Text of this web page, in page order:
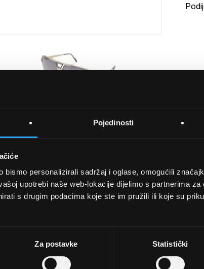
Pojedinosti
bismo personalizirali sadržaj i oglase, omogućili
upotrebi naše web-lokacije dijelimo s partnerima
s drugim podacima koje ste im pružili ili koje su
Za postavke Statistički
selection
UVJETI KUPNJE
Opći uvjeti poslovanja
Napredno pretraživanje
Narudžbe i povrati